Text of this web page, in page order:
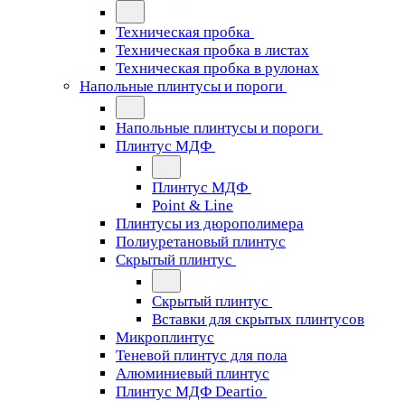
Техническая пробка
Техническая пробка в листах
Техническая пробка в рулонах
Напольные плинтусы и пороги
Напольные плинтусы и пороги
Плинтус МДФ
Плинтус МДФ
Point & Line
Плинтусы из дюрополимера
Полиуретановый плинтус
Скрытый плинтус
Скрытый плинтус
Вставки для скрытых плинтусов
Микроплинтус
Теневой плинтус для пола
Алюминиевый плинтус
Плинтус МДФ Deartio